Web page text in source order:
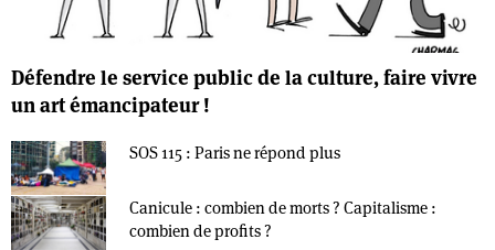
Défendre le service public de la culture, faire vivre
un art émancipateur !
SOS 115 : Paris ne répond plus
Canicule : combien de morts ? Capitalisme :
combien de profits ?